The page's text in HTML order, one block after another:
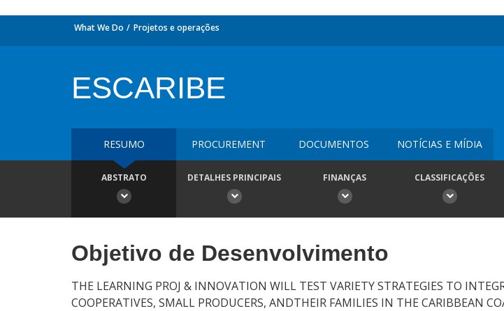
What We Do Projetos e operações
ESCARIBE
RESUMO PROCUREMENT DOCUMENTOS NOTÍCIAS E MÍDIA
ABSTRATO DETALHES PRINCIPAIS FINANÇAS CLASSIFICAÇÕES
Objetivo de Desenvolvimento
THE LEARNING PROJ & INNOVATION WILL TEST VARIETY STRATEGIES TO
COOPERATIVES, SMALL PRODUCERS, ANDTHEIR FAMILIES IN THE CARIBBEAN